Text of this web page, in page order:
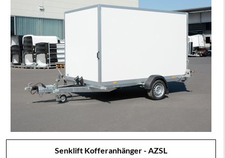
Senklift Kofferanhänger - AZSL